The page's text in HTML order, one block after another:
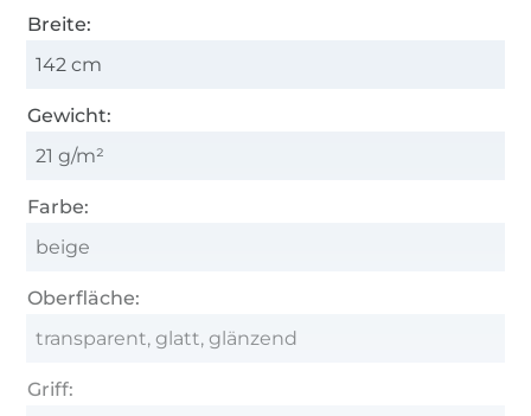
Breite:
142 cm
Gewicht:
21 g/m²
Farbe:
beige
Oberfläche:
transparent, glatt, glänzend
Griff: